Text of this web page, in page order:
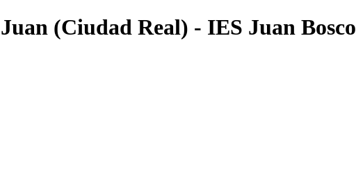
(Ciudad Real) - IES Juan Bosco